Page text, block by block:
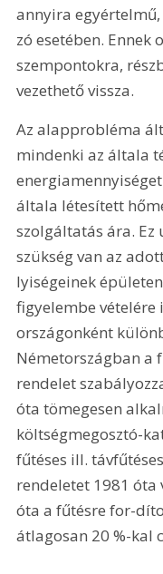
annyira
zó esetében. Ennek
szempontokra,
vezethető vissza.
Az alapprobléma
mindenki az általa
általa létesített
szolgáltatás ára.
szükség van az
lyiségeinek
figyelembe vételére
országonként
Németországban a
rendelet
óta tömegesen
költségmegosztó-
fűtéses ill.
rendeletet 1981 óta
óta a fűtésre for-
átlagosan 20 %-kal